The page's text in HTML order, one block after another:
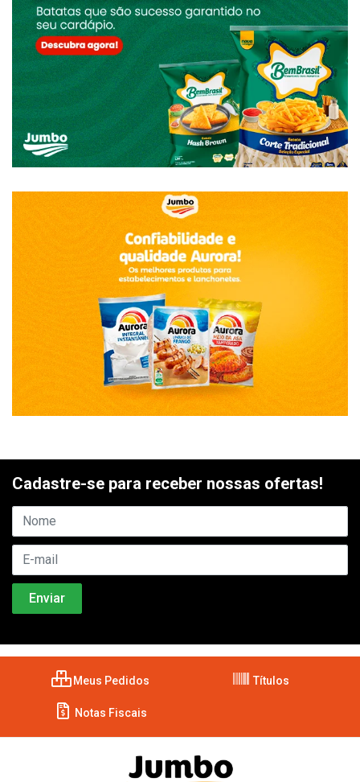
Cadastre-se para receber nossas ofertas!
Meus Pedidos Títulos
Notas Fiscais